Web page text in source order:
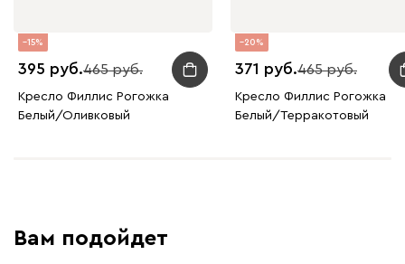
15
395 465
Кресло Филлис Рогожка
Белый/Оливковый
20
371 465
Кресло Филлис Рогожка
Белый/Терракотовый
Вам подойдет